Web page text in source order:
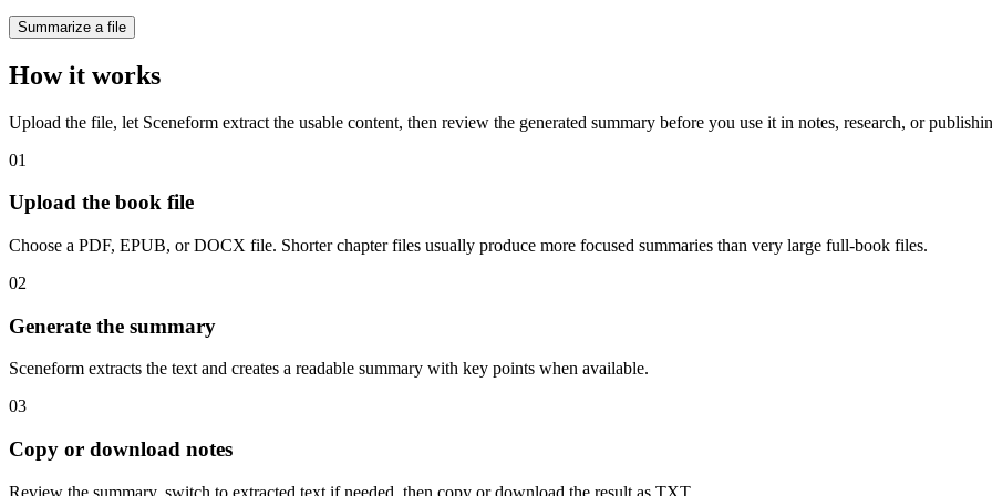
Summarize a file
How it works
Upload the file, let Sceneform extract the usable content, then review the generated summary before you use it in notes, research, or
01
Upload the book file
Choose a PDF, EPUB, or DOCX file. Shorter chapter files usually produce more focused summaries than very large full-book files.
02
Generate the summary
Sceneform extracts the text and creates a readable summary with key points when available.
03
Copy or download notes
Review the summary, switch to extracted text if needed, then copy or download the result as TXT.